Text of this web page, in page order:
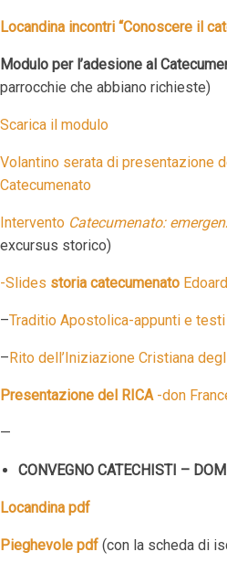
Locandina incontri “Conoscere il
Modulo per l’adesione al
parrocchie che abbiano richieste)
Scarica il modulo
Volantino serata di presentazione
Catecumenato
Intervento Catecumenato:
excursus storico)
-Slides storia catecumenato
–Traditio Apostolica-appunti e testi
–Rito dell’Iniziazione Cristiana
Presentazione del RICA-don
—
CONVEGNO CATECHISTI –
Locandina pdf
Pieghevole pdf (con la scheda di